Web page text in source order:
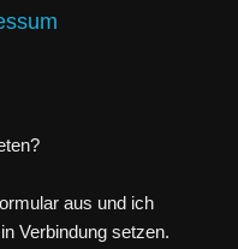
aus und ich
Verbindung setzen.